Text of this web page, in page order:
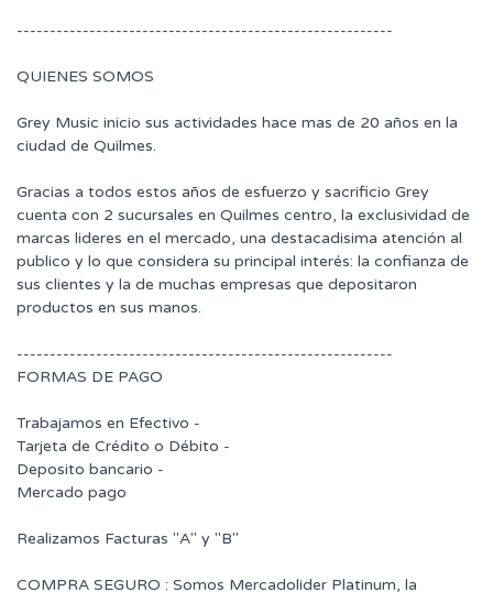
---------------------------------------------------------
QUIENES SOMOS
Grey Music inicio sus actividades hace mas de 20 años en la
ciudad de Quilmes.
Gracias a todos estos años de esfuerzo y sacrificio Grey
cuenta con 2 sucursales en Quilmes centro, la exclusividad de
marcas lideres en el mercado, una destacadisima atención al
publico y lo que considera su principal interés: la confianza de
sus clientes y la de muchas empresas que depositaron
productos en sus manos.
---------------------------------------------------------
FORMAS DE PAGO
Trabajamos en Efectivo -
Tarjeta de Crédito o Débito -
Deposito bancario -
Mercado pago
Realizamos Facturas "A" y "B"
COMPRA SEGURO : Somos Mercadolider Platinum, la